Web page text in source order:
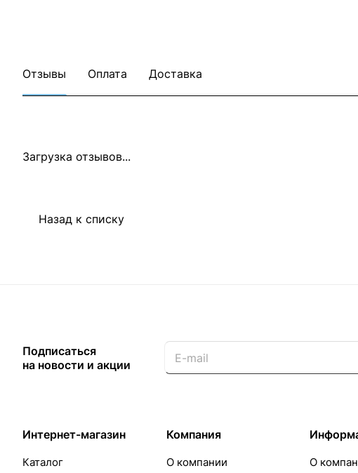
Отзывы Оплата Доставка
Загрузка отзывов...
Назад к списку
Подписаться
на новости и акции
Интернет-магазин
Каталог
Компания
О компании О